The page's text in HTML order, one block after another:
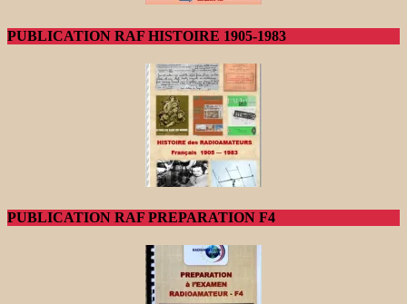
PUBLICATION RAF HISTOIRE 1905-1983
PUBLICATION RAF PREPARATION F4